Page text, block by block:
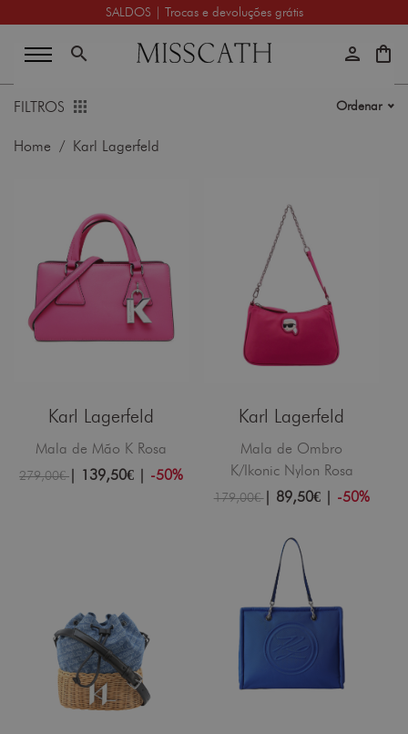
SALDOS | Trocas e devoluções grátis
search shopping_bag
person
FILTROS Ordenar
Home / Karl Lagerfeld
Karl Lagerfeld
Mala de Mão K Rosa
279,00€| 139,50€ | -50%
Karl Lagerfeld
Mala de Ombro
K/Ikonic Nylon Rosa
179,00€| 89,50€| -50%